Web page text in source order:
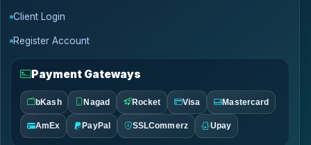
Client Login
Register Account
Payment Gateways
bKash Nagad Rocket Visa Mastercard
AmEx PayPal SSLCommerz Upay